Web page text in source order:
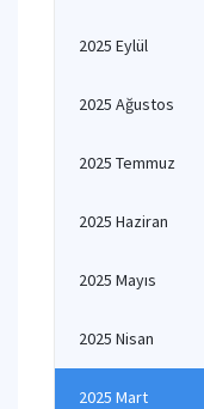
2025 Eylül
2025 Ağustos
2025 Temmuz
2025 Haziran
2025 Mayıs
2025 Nisan
2025 Mart